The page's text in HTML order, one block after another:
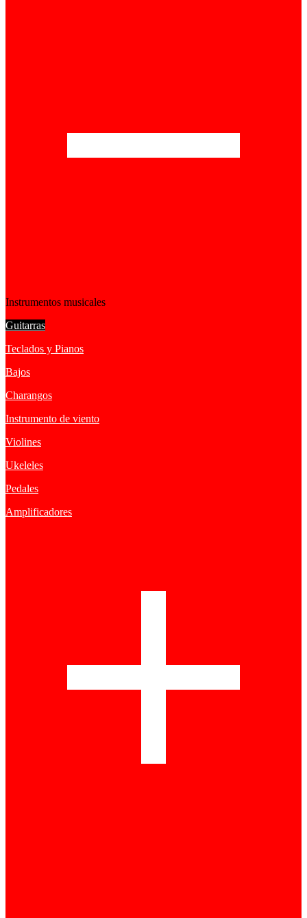
Instrumentos musicales
Guitarras
Teclados y Pianos
Bajos
Charangos
Instrumento de viento
Violines
Ukeleles
Pedales
Amplificadores